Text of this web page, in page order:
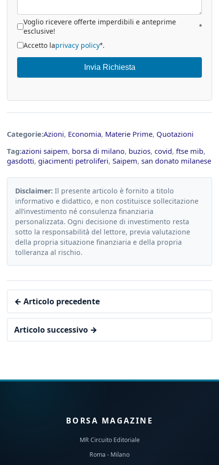
Voglio ricevere offerte imperdibili e anteprime
esclusive!
*
Accetto laprivacy policy*.
Invia Richiesta
Categorie:Azioni, Economia, Materie Prime, Quotazioni
Tag:azioni saipem, borsa di milano, buzios, covid, ftse mib,
gasdotti, giacimenti petroliferi, Saipem, san donato milanese
Disclaimer: Il presente articolo è fornito a titolo
informativo e didattico, e non costituisce sollecitazione
all’investimento né consulenza finanziaria
personalizzata. Ogni decisione di investimento resta
sotto la responsabilità del lettore, previa valutazione
della propria situazione finanziaria e della propria
tolleranza al rischio.
← Articolo precedente
Articolo successivo →
BORSA MAGAZINE
MR Circuito Editoriale
Roma - Milano